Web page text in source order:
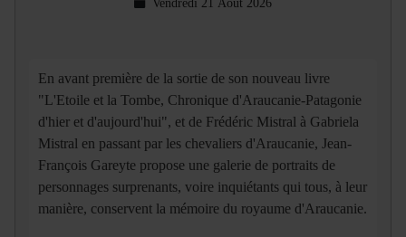
Vendredi 21 Août 2026
En avant première de la sortie de son nouveau livre
"L'Etoile et la Tombe, Chronique d'Araucanie-Patagonie
d'hier et d'aujourd'hui", et de Frédéric Mistral à Gabriela
Mistral en passant par les chevaliers d'Araucanie, Jean-
François Gareyte propose une galerie de portraits de
personnages surprenants, voire inquiétants qui tous, à leur
manière, conservent la mémoire du royaume d'Araucanie.